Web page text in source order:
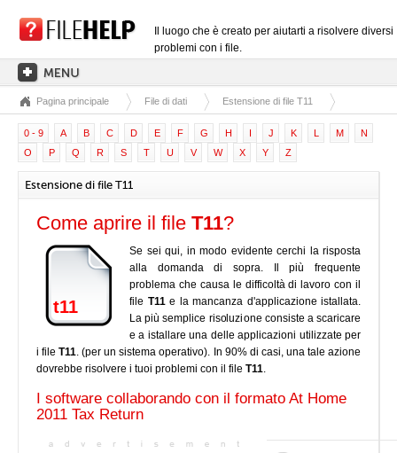
Il luogo che è creato per aiutarti a risolvere diversi
problemi con i file.
PAGINA PRINCIPALE
CATEGORIE DELLE ESTENSIONI
CATEGORIE DEI DRIVER
FILE DLL
CONVERSIONI DI FILE
SOFTWARE
Pagina principale File di dati Estensione di file T11
0 - 9 A B C D E F G H I J K L M
N
O
P Q R S T U V W X Y Z
Estensione di file T11
Come aprire il file T11?
t11
Se sei qui, in modo evidente cerchi la risposta
alla domanda di sopra. Il più frequente
problema che causa le difficoltà di lavoro con il
file T11e la mancanza d'applicazione istallata.
La più semplice risoluzione consiste a scaricare
e a istallare una delle applicazioni utilizzate per
i fileT11. (per un sistema operativo). In 90% di casi, una tale azione
dovrebbe risolvere i tuoi problemi con il file T11.
I software collaborando con il formato At Home
2011 Tax Return